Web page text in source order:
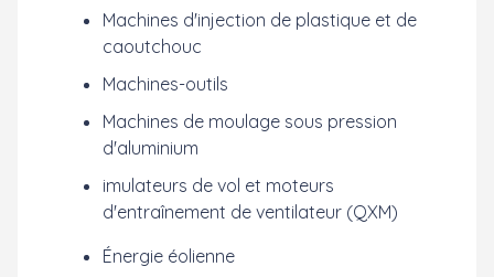
Machines d'injection de plastique et de
caoutchouc
Machines-outils
Machines de moulage sous pression
d'aluminium
imulateurs de vol et moteurs
d'entraînement de ventilateur (QXM)
Énergie éolienne